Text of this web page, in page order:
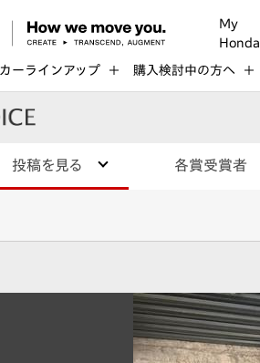
My
Honda
カーラインアップ 購入検討中の方へ
投稿を見る 各賞受賞者